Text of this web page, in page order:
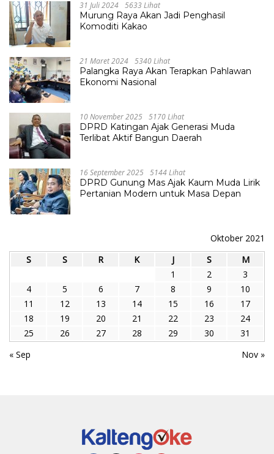
31 Juli 2024 5633 Lihat
Murung Raya Akan Jadi Penghasil
Komoditi Kakao
21 Maret 2024 5340 Lihat
Palangka Raya Akan Terapkan Pahlawan
Ekonomi Nasional
10 November 2025 5170 Lihat
DPRD Katingan Ajak Generasi Muda
Terlibat Aktif Bangun Daerah
16 September 2025 5144 Lihat
DPRD Gunung Mas Ajak Kaum Muda Lirik
Pertanian Modern untuk Masa Depan
Oktober 2021
S
S R K J S
M
1
2
3
4
5 6 7 8 9
10
11
12 13 14 15 16
17
18
19 20 21 22 23
24
25
26 27 28 29 30
31
« Sep
Nov »